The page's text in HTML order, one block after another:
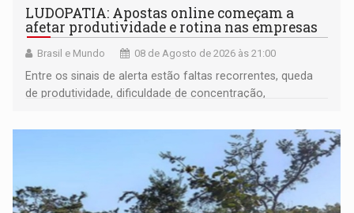
LUDOPATIA: Apostas online começam a
afetar produtividade e rotina nas empresas
Brasil e Mundo 08 de Agosto de 2026 às 21:00
Entre os sinais de alerta estão faltas recorrentes, queda
de produtividade, dificuldade de concentração,